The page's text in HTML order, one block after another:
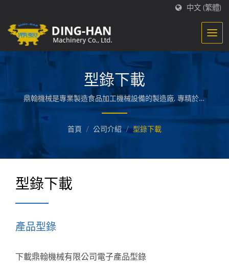
中文 (繁體)
型錄下載
鼎翰機械是專業製造食品加工機械設備的製造廠, 專精於生
產魚漿類食品加工機械, 如貢魚丸, 甜不辣及火鍋料等整廠製
造, 現在更擴大生產至肉品、素食品及各項加工調理食品機
械之整廠規劃設計。
首頁 / 公司介紹 / 型錄下載
型錄下載
產品型錄
下載鼎翰機械有限公司電子產品型錄